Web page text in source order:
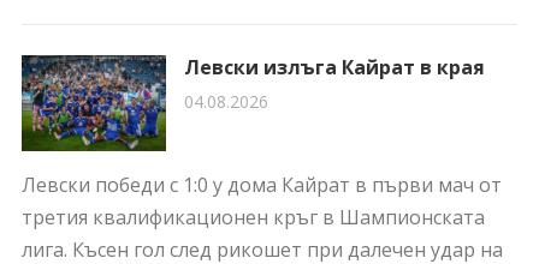
Левски излъга Кайрат в края
04.08.2026
Левски победи с 1:0 у дома Кайрат в първи мач от
третия квалификационен кръг в Шампионската
лига. Късен гол след рикошет при далечен удар на